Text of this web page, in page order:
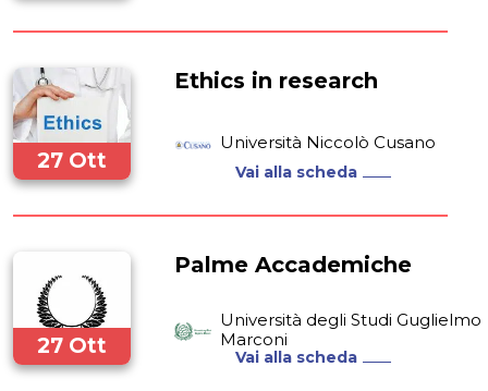
27 Ott
Ethics in research
Università Niccolò Cusano
Vai alla scheda
27 Ott
Palme Accademiche
Università degli Studi Guglielmo
Marconi
Vai alla scheda